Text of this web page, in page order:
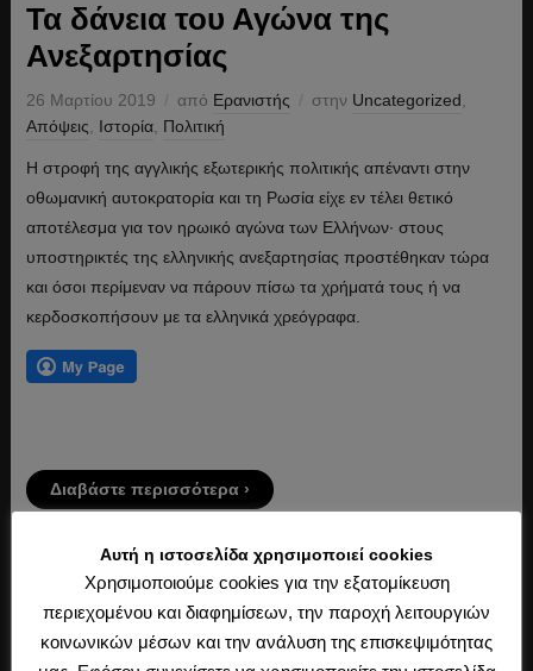
Τα δάνεια του Αγώνα της
Ανεξαρτησίας
26 Μαρτίου 2019 από Ερανιστής στην Uncategorized
Απόψεις
Ιστορία, Πολιτική
Η στροφή της αγγλικής εξωτερικής πολιτικής απέναντι στην
οθωμανική αυτοκρατορία και τη Ρωσία είχε εν τέλει θετικό
αποτέλεσμα για τον ηρωικό αγώνα των Ελλήνων· στους
υποστηρικτές της ελληνικής ανεξαρτησίας προστέθηκαν τώρα
και όσοι περίμεναν να πάρουν πίσω τα χρήματά τους ή να
κερδοσκοπήσουν με τα ελληνικά χρεόγραφα.
Διαβάστε περισσότερα ›
Αυτή η ιστοσελίδα χρησιμοποιεί cookies
Χρησιμοποιούμε cookies για την εξατομίκευση
περιεχομένου και διαφημίσεων, την παροχή λειτουργιών
κοινωνικών μέσων και την ανάλυση της επισκεψιμότητας